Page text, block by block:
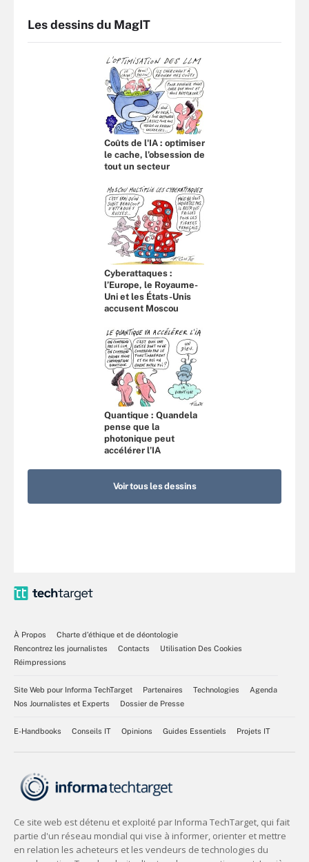
Les dessins du MagIT
Coûts de l'IA : optimiser
le cache, l’obsession de
tout un secteur
Cyberattaques :
l’Europe, le Royaume-
Uni et les États-Unis
accusent Moscou
Quantique : Quandela
pense que la
photonique peut
accélérer l’IA
Voir tous les dessins
À Propos
Charte d’éthique et de déontologie
Rencontrez les journalistes
Contacts
Utilisation Des Cookies
Réimpressions
Site Web pour Informa TechTarget Partenaires Technologies
Agenda
Nos Journalistes et Experts
Dossier de Presse
E-Handbooks Conseils IT Opinions Guides Essentiels Projets IT